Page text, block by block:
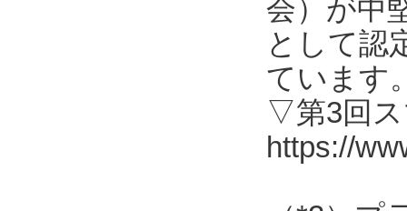
会）が中
として認
ています
▽第3回ス
https://